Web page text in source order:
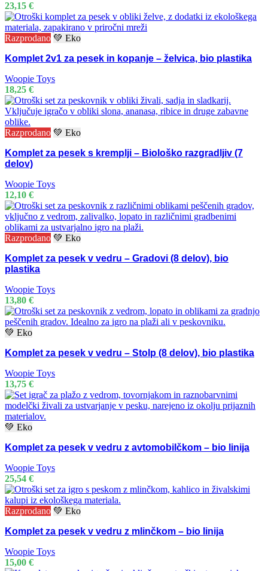
23,15 €
Razprodano 💚 Eko
Komplet 2v1 za pesek in kopanje – želvica, bio plastika
Woopie Toys
18,25 €
Razprodano 💚 Eko
Komplet za pesek s kremplji – Biološko razgradljiv (7
delov)
Woopie Toys
12,10 €
Razprodano 💚 Eko
Komplet za pesek v vedru – Gradovi (8 delov), bio
plastika
Woopie Toys
13,80 €
💚 Eko
Komplet za pesek v vedru – Stolp (8 delov), bio plastika
Woopie Toys
13,75 €
💚 Eko
Komplet za pesek v vedru z avtomobilčkom – bio linija
Woopie Toys
25,54 €
Razprodano 💚 Eko
Komplet za pesek v vedru z mlinčkom – bio linija
Woopie Toys
15,00 €